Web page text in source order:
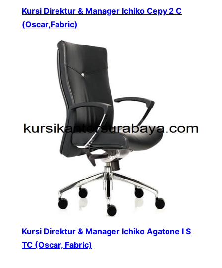
Kursi Direktur & Manager Ichiko Cepy 2 C
(Oscar,Fabric)
Kursi Direktur & Manager Ichiko Agatone I S
TC (Oscar, Fabric)